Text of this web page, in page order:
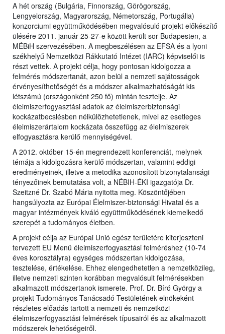
A hét ország (Bulgária, Finnország, Görögország,
Lengyelország, Magyarország, Németország, Portugália)
konzorciumi együttműködésében megvalósuló projekt előkészítő
ülésére 2011. január 25-27-e között került sor Budapesten, a
MÉBiH szervezésében. A megbeszélésen az EFSA és a lyoni
székhelyű Nemzetközi Rákkutató Intézet (IARC) képviselői is
részt vettek. A projekt célja, hogy pontosan kidolgozza a
felmérés módszertanát, azon belül a nemzeti sajátosságok
érvényesíthetőségét és a módszer alkalmazhatóságát kis
létszámú (országonként 250 fő) mintán tesztelje. Az
élelmiszerfogyasztási adatok az élelmiszerbiztonsági
kockázatbecslésben nélkülözhetetlenek, mivel az esetleges
élelmiszerártalom kockázata összefügg az élelmiszerek
elfogyasztásra kerülő mennyiségével.
A 2012. október 15-én megrendezett konferenciát, melynek
témája a kidolgozásra kerülő módszertan, valamint eddigi
eredményeinek, illetve a metodika azonosított bizonytalansági
tényezőinek bemutatása volt, a NÉBIH-ÉKI igazgatója Dr.
Szeitzné Dr. Szabó Mária nyitotta meg. Köszöntőjében
hangsúlyozta az Európai Élelmiszer-biztonsági Hivatal és a
magyar intézmények kiváló együttműködésének kiemelkedő
szerepét a tudományos életben.
A projekt célja az Európai Unió egész területére kiterjeszteni
tervezett EU Menü élelmiszerfogyasztási felméréshez (10-74
éves korosztályra) egységes módszertan kidolgozása,
tesztelése, értékelése. Ehhez elengedhetetlen a nemzetközileg,
illetve nemzeti szinten korábban megvalósult felmérésekben
alkalmazott módszertanok ismerete. Prof. Dr. Bíró György a
projekt Tudományos Tanácsadó Testületének elnökeként
részletes előadás tartott a nemzeti és nemzetközi
élelmiszerfogyasztási felmérések típusairól és az alkalmazott
módszerek lehetőségeiről.